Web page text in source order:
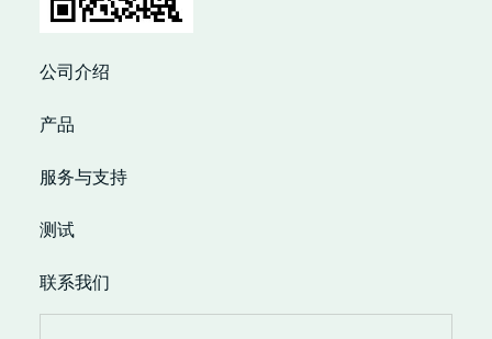
公司介绍
产品
服务与支持
测试
联系我们